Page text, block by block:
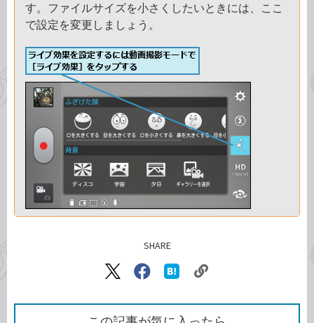
す。ファイルサイズを小さくしたいときには、ここ
で設定を変更しましょう。
SHARE
X（旧
で
シ
Facebook
シ
ェ
な
ブ
ク
を